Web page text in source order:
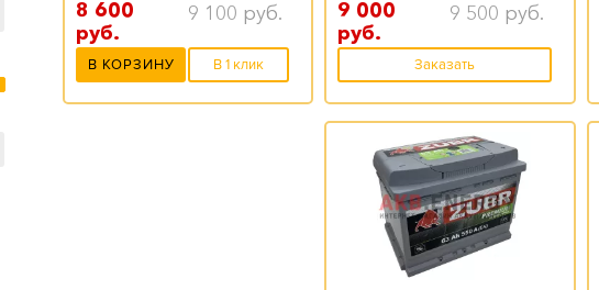
8 600
руб.
9 100 руб.
В КОРЗИНУ В 1 клик
9 000
руб.
9 500 руб.
Заказать